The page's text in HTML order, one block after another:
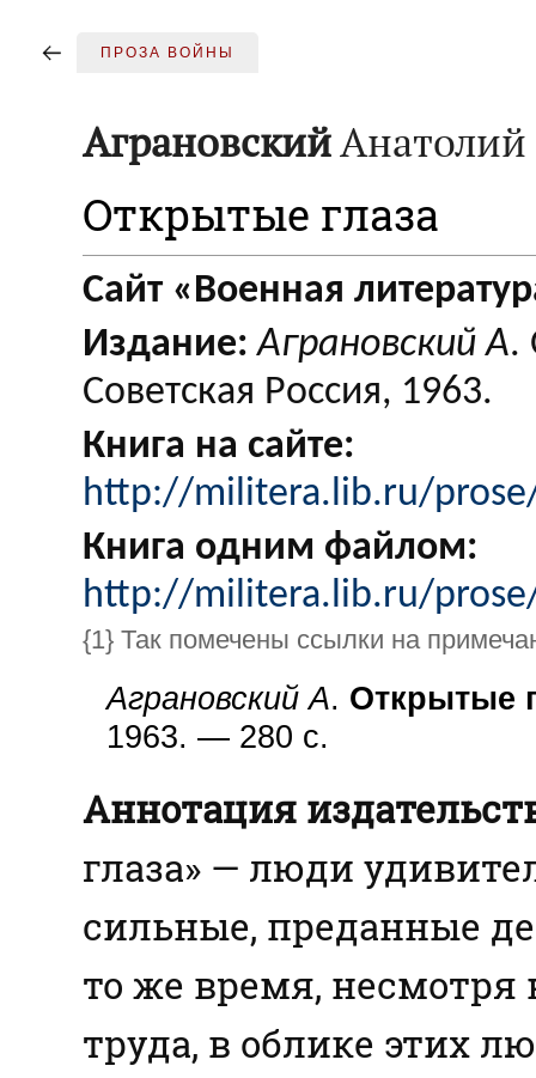
ПРОЗА ВОЙНЫ
АграновскийАнатолий
Открытые глаза
Сайт «Военная
Издание: Аграновский А.
Советская Россия, 1963.
Книга на сайте:
http://militera.lib.ru/
Книга одним файлом:
http://militera.lib.ru/
{1} Так помечены ссылки на
Аграновский А. Открытые
1963. — 280 с.
Аннотация
глаза» — люди
сильные, преданные
то же время,
труда, в облике этих